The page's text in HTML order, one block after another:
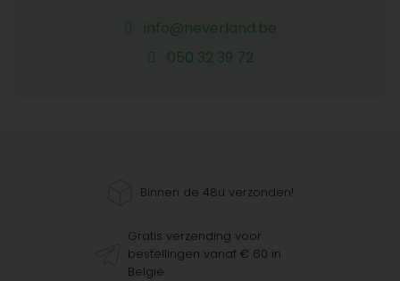
info@neverland.be
050 32 39 72
Binnen de 48u verzonden!
Gratis verzending voor
bestellingen vanaf € 60 in
België